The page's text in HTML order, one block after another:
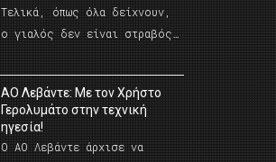
Τελικά, όπως όλα δείχνουν,
ο γιαλός δεν είναι στραβός…
ΑΟ Λεβάντε: Με τον Χρήστο
Γερολυμάτο στην τεχνική
ηγεσία!
Ο ΑΟ Λεβάντε άρχισε να